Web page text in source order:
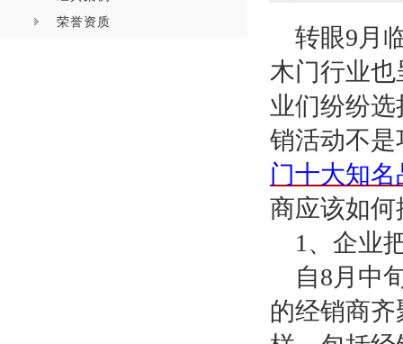
荣誉资质
转眼9月
木门行业
业们纷纷
销活动不
门十大知名
商应该如
1 、企业
自8月中
的经销商